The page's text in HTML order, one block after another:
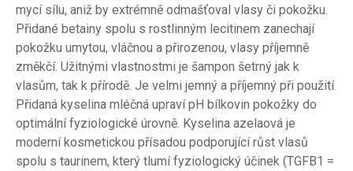
mycí sílu, aniž by extrémně odmašťoval vlasy či pokožku.
Přidané betainy spolu s rostlinným lecitinem zanechají
pokožku umytou, vláčnou a přirozenou, vlasy příjemně
změkčí. Užitnými vlastnostmi je šampon šetrný jak k
vlasům, tak k přírodě. Je velmi jemný a příjemný při použití.
Přidaná kyselina mléčná upraví pH bílkovin pokožky do
optimální fyziologické úrovně. Kyselina azelaová je
moderní kosmetickou přísadou podporující růst vlasů
spolu s taurinem, který tlumí fyziologický účinek (TGFB1 =